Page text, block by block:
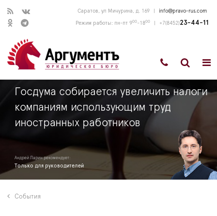
Саратов, ул Мичурина, д. 169 info@pravo-rus.com
Режим работы: пн-пт 900-1800 +7(8452)23-44-11
Госдума собирается увеличить налоги
компаниям использующим труд
иностранных работников
Андрей Ларин рекомендует:
Только для руководителей
События